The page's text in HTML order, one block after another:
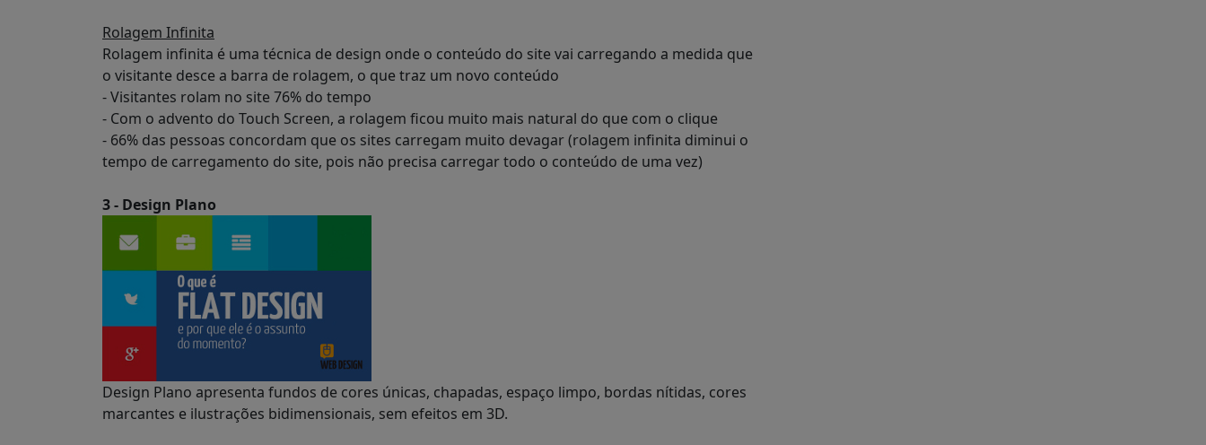
Rolagem Infinita
Rolagem infinita é uma técnica de design onde o conteúdo do site vai carregando a medida que
o visitante desce a barra de rolagem, o que traz um novo conteúdo
- Visitantes rolam no site 76% do tempo
- Com o advento do Touch Screen, a rolagem ficou muito mais natural do que com o clique
- 66% das pessoas concordam que os sites carregam muito devagar (rolagem infinita diminui o
tempo de carregamento do site, pois não precisa carregar todo o conteúdo de uma vez)
3 - Design Plano
Design Plano apresenta fundos de cores únicas, chapadas, espaço limpo, bordas nítidas, cores
marcantes e ilustrações bidimensionais, sem efeitos em 3D.